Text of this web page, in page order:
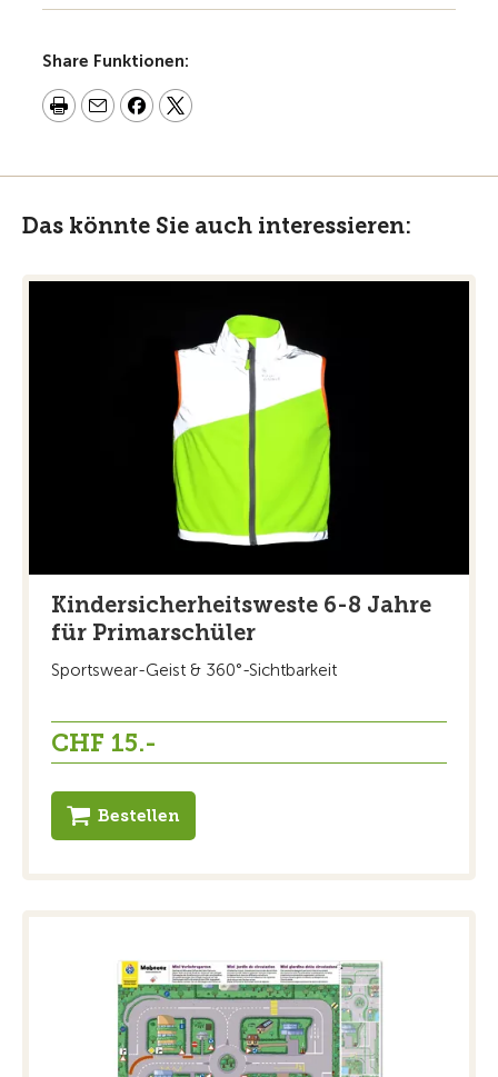
Share Funktionen:
Das könnte Sie auch interessieren:
Kindersicherheitsweste 6-8 Jahre
für Primarschüler
Sportswear-Geist & 360°-Sichtbarkeit
CHF 15.-
Bestellen